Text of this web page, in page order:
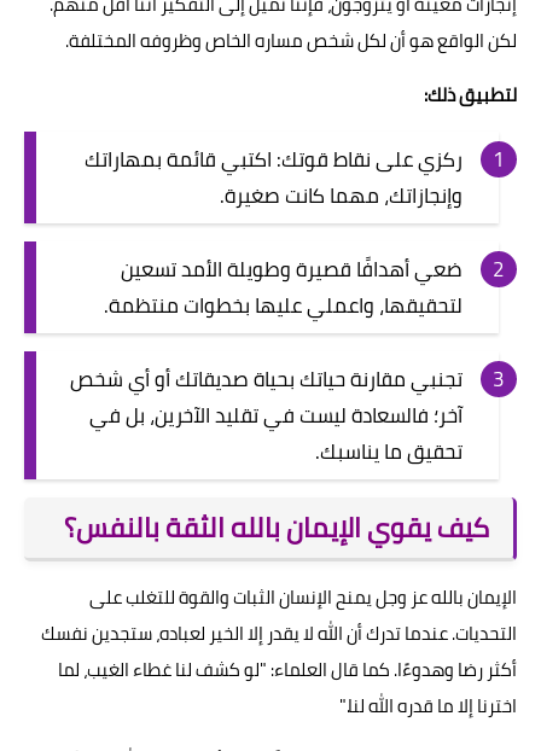
لكن الواقع هو أن لكل شخص مساره الخاص وظروفه المختلفة.
لتطبيق ذلك:
ركزي على نقاط قوتك: اكتبي قائمة بمهاراتك
وإنجازاتك، مهما كانت صغيرة.
ضعي أهدافًا قصيرة وطويلة الأمد تسعين
لتحقيقها، واعملي عليها بخطوات منتظمة.
تجنبي مقارنة حياتك بحياة صديقاتك أو أي شخص
آخر؛ فالسعادة ليست في تقليد الآخرين، بل في
تحقيق ما يناسبك.
كيف يقوي الإيمان بالله الثقة بالنفس؟
الإيمان بالله عز وجل يمنح الإنسان الثبات والقوة للتغلب على
التحديات. عندما تدرك أن الله لا يقدر إلا الخير لعباده، ستجدين نفسك
أكثر رضا وهدوءًا. كما قال العلماء: "لو كشف لنا غطاء الغيب، لما
اخترنا إلا ما قدره الله لنا."